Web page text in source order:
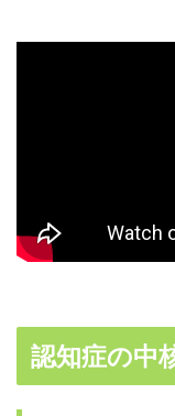
認知症の中